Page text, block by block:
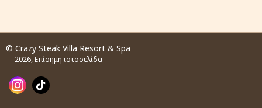
© Crazy Steak Villa Resort & Spa
2026, Επίσημη ιστοσελίδα